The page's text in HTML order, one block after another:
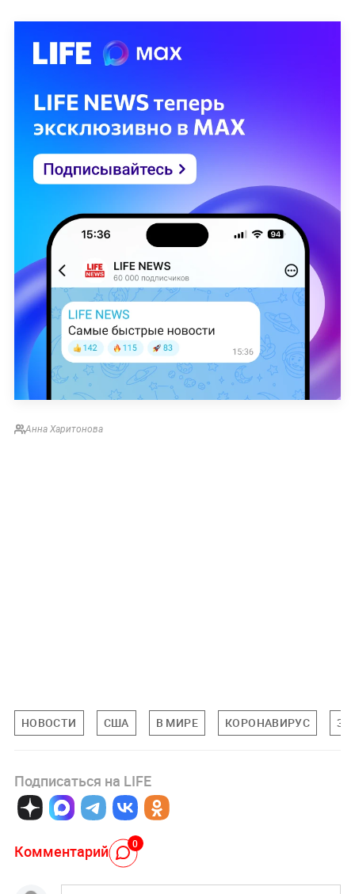
Аннa Харитонова
НОВОСТИ США В МИРЕ КОРОНАВИРУС
Подписаться на LIFE
Комментарий 0